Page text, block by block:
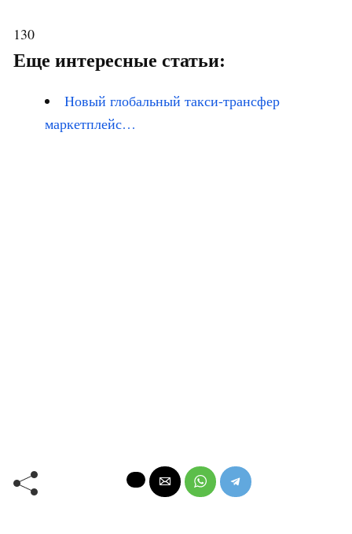
130
Еще интересные статьи:
Новый глобальный такси-трансфер
маркетплейс…